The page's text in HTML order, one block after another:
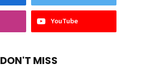
YouTube
DON'T MISS